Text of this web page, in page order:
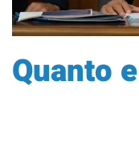
Quanto